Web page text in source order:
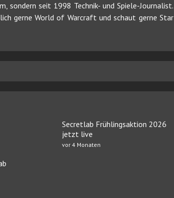
sondern seit 1998 Technik- und Spiele-Journalist.
gerne World of Warcraft und schaut gerne Star
Secretlab Frühlingsaktion 2026
jetzt live
vor 4 Monaten